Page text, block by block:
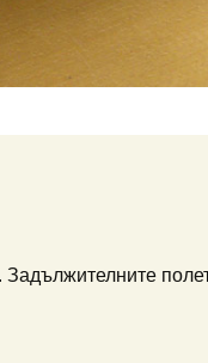
Задължителните